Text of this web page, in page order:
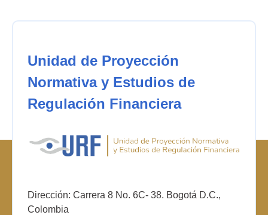
Unidad de Proyección
Normativa y Estudios de
Regulación Financiera
Dirección: Carrera 8 No. 6C- 38. Bogotá D.C.,
Colombia